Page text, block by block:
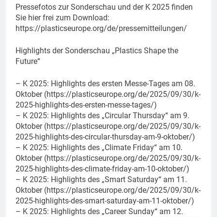
Pressefotos zur Sonderschau und der K 2025 finden
Sie hier frei zum Download:
https://plasticseurope.org/de/pressemitteilungen/
Highlights der Sonderschau „Plastics Shape the
Future“
– K 2025: Highlights des ersten Messe-Tages am 08.
Oktober (https://plasticseurope.org/de/2025/09/30/k-
2025-highlights-des-ersten-messe-tages/)
– K 2025: Highlights des „Circular Thursday“ am 9.
Oktober (https://plasticseurope.org/de/2025/09/30/k-
2025-highlights-des-circular-thursday-am-9-oktober/)
– K 2025: Highlights des „Climate Friday“ am 10.
Oktober (https://plasticseurope.org/de/2025/09/30/k-
2025-highlights-des-climate-friday-am-10-oktober/)
– K 2025: Highlights des „Smart Saturday“ am 11.
Oktober (https://plasticseurope.org/de/2025/09/30/k-
2025-highlights-des-smart-saturday-am-11-oktober/)
– K 2025: Highlights des „Career Sunday“ am 12.